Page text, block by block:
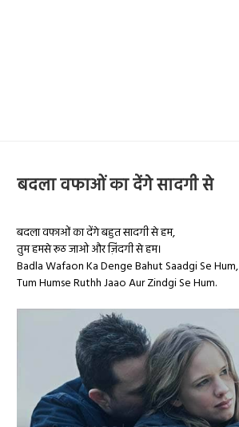
बदला वफाओं का देंगे सादगी से
बदला वफाओं का देंगे बहुत सादगी से हम,
तुम हमसे रूठ जाओ और ज़िंदगी से हम।
Badla Wafaon Ka Denge Bahut Saadgi Se Hum,
Tum Humse Ruthh Jaao Aur Zindgi Se Hum.